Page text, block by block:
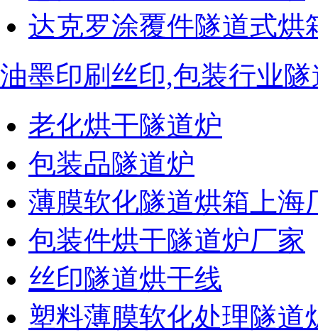
达克罗涂覆件隧道式烘
油墨印刷丝印,包装行业
老化烘干隧道炉
包装品隧道炉
薄膜软化隧道烘箱上海
包装件烘干隧道炉厂家
丝印隧道烘干线
塑料薄膜软化处理隧道